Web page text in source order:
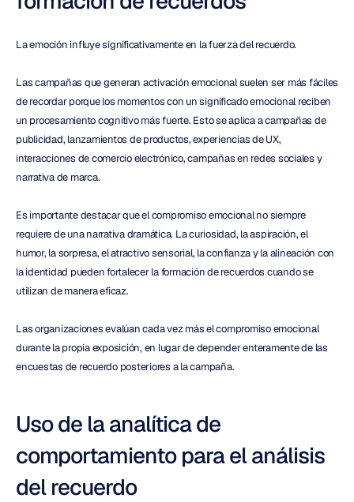
La emoción influye significativamente en la fuerza del recuerdo.
Las campañas que generan activación emocional suelen ser más fáciles
de recordar porque los momentos con un significado emocional reciben
un procesamiento cognitivo más fuerte. Esto se aplica a campañas de
publicidad, lanzamientos de productos, experiencias de UX,
interacciones de comercio electrónico, campañas en redes sociales y
narrativa de marca.
Es importante destacar que el compromiso emocional no siempre
requiere de una narrativa dramática. La curiosidad, la aspiración, el
humor, la sorpresa, el atractivo sensorial, la confianza y la alineación con
la identidad pueden fortalecer la formación de recuerdos cuando se
utilizan de manera eficaz.
Las organizaciones evalúan cada vez más el compromiso emocional
durante la propia exposición, en lugar de depender enteramente de las
encuestas de recuerdo posteriores a la campaña.
Uso de la analítica de
comportamiento para el análisis
del recuerdo